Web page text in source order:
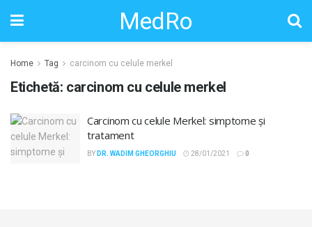
MedRo
Home Tag carcinom cu celule merkel
Etichetă: carcinom cu celule merkel
Carcinom cu celule Merkel: simptome și
tratament
BY DR. WADIM GHEORGHIU 28/01/2021 0